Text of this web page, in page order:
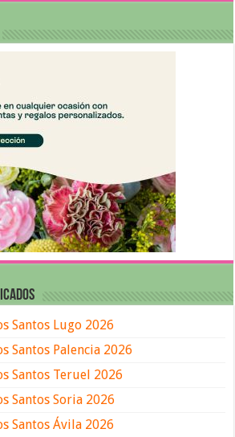
Santos Lugo 2026
Santos Palencia 2026
Santos Teruel 2026
Santos Soria 2026
Santos Ávila 2026